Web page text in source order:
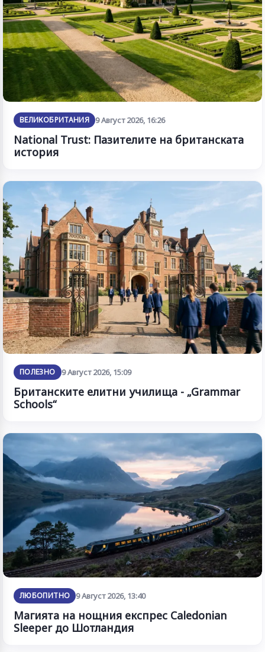
ВЕЛИКОБРИТАНИЯ 9 Август 2026, 16:26
National Trust: Пазителите на британската
история
ПОЛЕЗНО 9 Август 2026, 15:09
Британските елитни училища - „Grammar
Schools“
ЛЮБОПИТНО 9 Август 2026, 13:40
Магията на нощния експрес Caledonian
Sleeper до Шотландия